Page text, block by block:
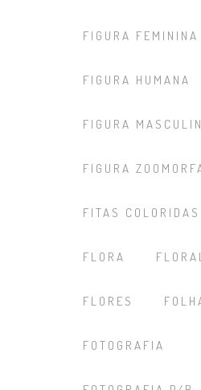
FIGURA FEMININA
FIGURA HUMANA
FIGURA
FIGURA
FITAS COLORIDAS
FLORA
FLORES
FOTOGRAFIA